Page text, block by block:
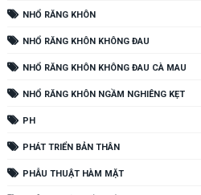
NHỔ RĂNG KHÔN
NHỔ RĂNG KHÔN KHÔNG ĐAU
NHỔ RĂNG KHÔN KHÔNG ĐAU CÀ MAU
NHỔ RĂNG KHÔN NGẦM NGHIÊNG KẸT
PH
PHÁT TRIỂN BẢN THÂN
PHẪU THUẬT HÀM MẶT